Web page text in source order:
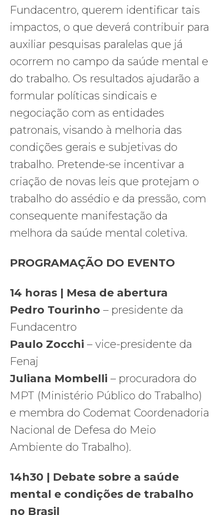
Fundacentro, querem identificar tais
impactos, o que deverá contribuir para
auxiliar pesquisas paralelas que já
ocorrem no campo da saúde mental e
do trabalho. Os resultados ajudarão a
formular políticas sindicais e
negociação com as entidades
patronais, visando à melhoria das
condições gerais e subjetivas do
trabalho. Pretende-se incentivar a
criação de novas leis que protejam o
trabalho do assédio e da pressão, com
consequente manifestação da
melhora da saúde mental coletiva.
PROGRAMAÇÃO DO EVENTO
14 horas | Mesa de abertura
Pedro Tourinho – presidente da
Fundacentro
Paulo Zocchi – vice-presidente da
Fenaj
Juliana Mombelli – procuradora do
MPT (Ministério Público do Trabalho)
e membra do Codemat Coordenadoria
Nacional de Defesa do Meio
Ambiente do Trabalho).
14h30 | Debate sobre a saúde
mental e condições de trabalho
no Brasil